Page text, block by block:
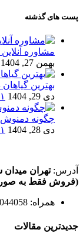
پست های گذشته
مشاوره
بهمن 27, 1404
بهترین
دی 29, 1404
۱ دیدگاه
چگونه
دی 28, 1404
۱ دیدگاه
آدرس:تهران میدان شهدا خیابان 17
(فروش فقط به
همراه: 09937044058
جدیدترین مقالات